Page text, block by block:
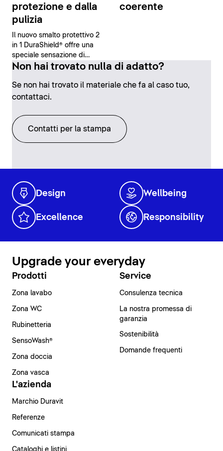
protezione e dalla
pulizia
Il nuovo smalto protettivo 2
in 1 DuraShield® offre una
speciale sensazione di
sicurezza e comfort grazie
antibatteriche e alla facilità
di pulizia.
coerente
Non hai trovato nulla di adatto?
Se non hai trovato il materiale che fa al caso tuo,
contattaci.
Contatti per la stampa
Design Wellbeing
Excellence Responsibility
Upgrade your everyday
Prodotti
Zona lavabo
Zona WC
Rubinetteria
SensoWash®
Zona doccia
Zona vasca
Service
Consulenza tecnica
La nostra promessa di
garanzia
Sostenibilità
Domande frequenti
L'azienda
Marchio Duravit
Referenze
Comunicati stampa
Cataloghi e listini